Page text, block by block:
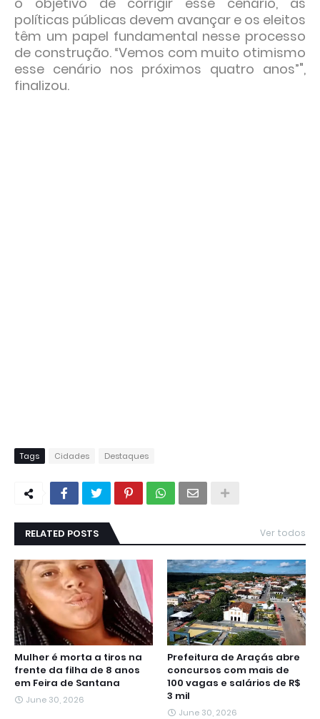
políticas públicas devem avançar e os eleitos
têm um papel fundamental nesse processo
de construção. “Vemos com muito otimismo
esse cenário nos próximos quatro anos”",
finalizou.
Tags Cidades Destaques
RELATED POSTS Ver todos
Mulher é morta a tiros na
frente da filha de 8 anos
em Feira de Santana
June 30, 2026
Prefeitura de Araçás abre
concursos com mais de
100 vagas e salários de R$
3 mil
June 30, 2026